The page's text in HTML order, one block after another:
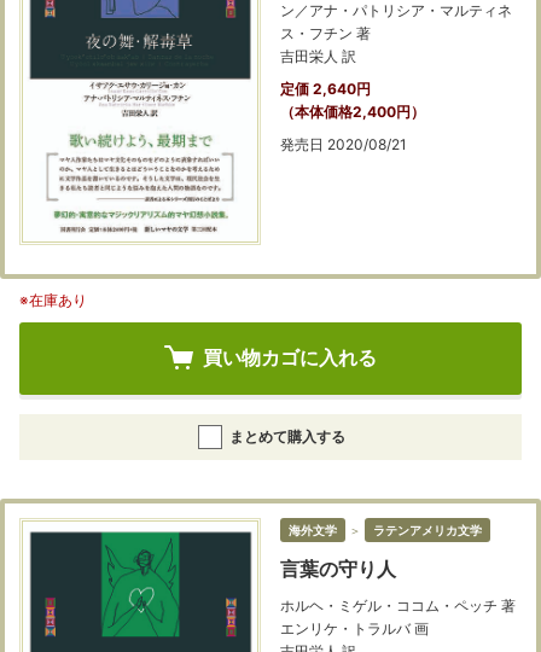
ン／アナ・パトリシア・マルティネ
ス・フチン 著
吉田栄人 訳
定価 2,640円
（本体価格2,400円）
発売日 2020/08/21
※在庫あり
買い物カゴに入れる
まとめて購入する
海外文学 ＞ ラテンアメリカ文学
言葉の守り人
ホルヘ・ミゲル・ココム・ペッチ 著
エンリケ・トラルバ 画